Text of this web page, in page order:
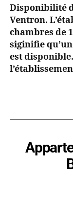
Disponibilité
Ventron.
chambres de
siginifie
est disponible.